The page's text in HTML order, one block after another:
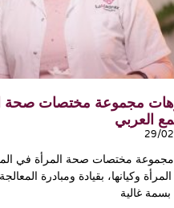
مجموعة مختصات صحة
العربي
29/
مختصات صحة المرأة في
وكيانها، بقيادة ومبادرة
غالية